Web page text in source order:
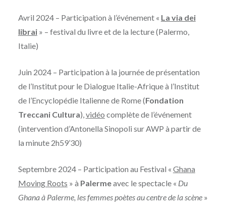
Avril 2024 – Participation à l’événement « La via dei
librai» – festival du livre et de la lecture (Palermo,
Italie)
Juin 2024 – Participation à la journée de présentation
de l’Institut pour le Dialogue Italie-Afrique à l’Institut
de l’Encyclopédie Italienne de Rome (Fondation
Treccani Cultura),vidéo complète de l’événement
(intervention d’Antonella Sinopoli sur AWP à partir de
la minute 2h59’30)
Septembre 2024 – Participation au Festival « Ghana
Moving Roots » à Palermeavec le spectacle « Du
Ghana à Palerme, les femmes poètes au centre de la scène»